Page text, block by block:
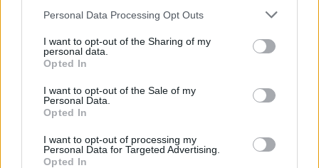
Personal Data Processing Opt Outs
I want to opt-out of the Sharing of my
personal data.
Opted In
I want to opt-out of the Sale of my
Personal Data.
Opted In
I want to opt-out of processing my
Personal Data for Targeted Advertising.
Opted In